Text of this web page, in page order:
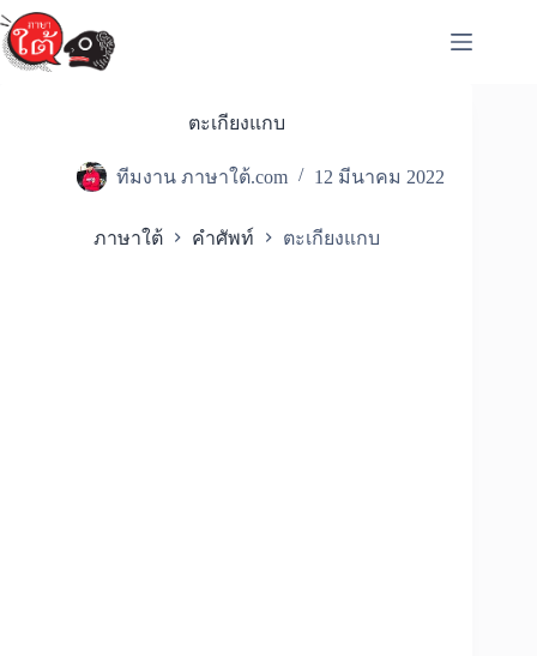
Skip
to
content
ตะเกียงแกบ
ทีมงาน ภาษาใต้.com 12 มีนาคม 2022
ภาษาใต้ คำศัพท์ ตะเกียงแกบ